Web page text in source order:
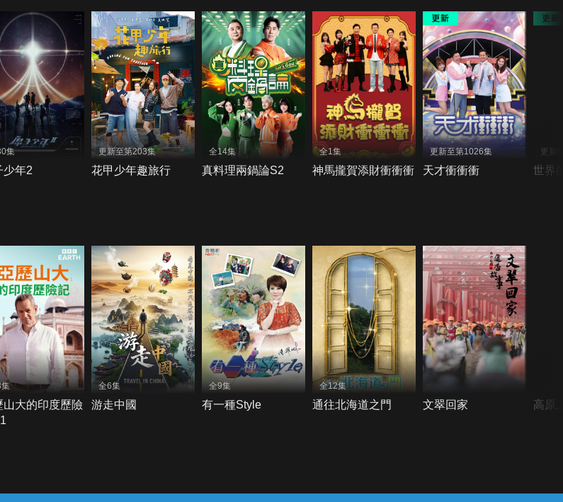
集
少年2
更新至第203集
花甲少年趣旅行
全14集
真料理兩鍋論S2
全1集
神馬攏賀添財衝衝衝
更新至第1026集
天才衝衝衝
更新
世界
山大的印度歷險
全6集
游走中國
全9集
有一種Style
全12集
通往北海道之門 文翠回家 高原